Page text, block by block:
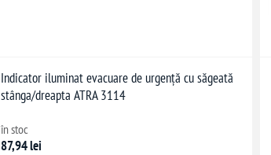
Indicator iluminat evacuare de urgență cu săgeată
stânga/dreapta ATRA 3114
în stoc
87,94 lei